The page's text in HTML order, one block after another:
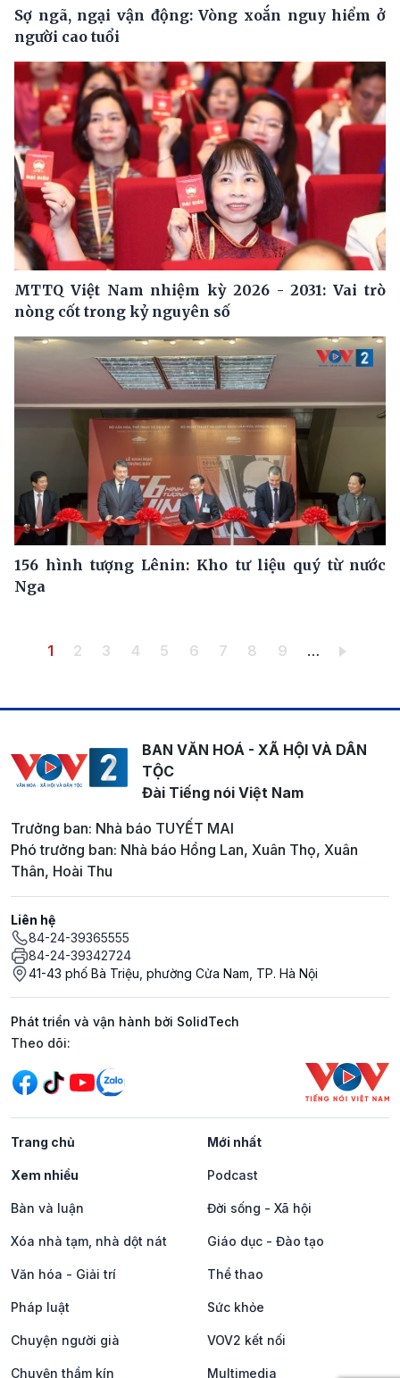
Sợ ngã, ngại vận động: Vòng xoắn nguy hiểm ở
người cao tuổi
MTTQ Việt Nam nhiệm kỳ 2026 - 2031: Vai trò
nòng cốt trong kỷ nguyên số
156 hình tượng Lênin: Kho tư liệu quý từ nước
Nga
Pagination
Trang hiện thời
1 Trang
2 Trang
3 Trang
4 Trang
5 Trang
6 Trang
7 Trang
8 Trang
9 …
BAN VĂN HOÁ - XÃ HỘI VÀ DÂN
TỘC
Đài Tiếng nói Việt Nam
Trưởng ban: Nhà báo TUYẾT MAI
Phó trưởng ban: Nhà báo Hồng Lan, Xuân Thọ, Xuân
Thân, Hoài Thu
Liên hệ
84-24-39365555
84-24-39342724
41-43 phố Bà Triệu, phường Cửa Nam, TP. Hà Nội
Phát triển và vận hành bởi SolidTech
Mạng xã hội
Theo dõi:
Trang chủ Mới nhất
Xem nhiều Podcast
Bàn và luận Đời sống - Xã hội
Xóa nhà tạm, nhà dột nát Giáo dục - Đào tạo
Văn hóa - Giải trí Thể thao
Pháp luật Sức khỏe
Chuyện người già VOV2 kết nối
Chuyện thầm kín Multimedia